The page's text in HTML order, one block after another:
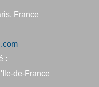
France
:
de-France